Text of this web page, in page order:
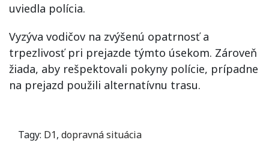
uviedla polícia.
Vyzýva vodičov na zvýšenú opatrnosť a
trpezlivosť pri prejazde týmto úsekom. Zároveň
žiada, aby rešpektovali pokyny polície, prípadne
na prejazd použili alternatívnu trasu.
Tagy: D1, dopravná situácia